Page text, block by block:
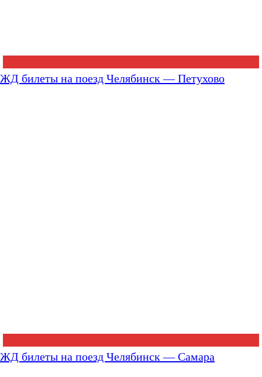
ЖД билеты на поезд Челябинск — Петухово
ЖД билеты на поезд Челябинск — Самара